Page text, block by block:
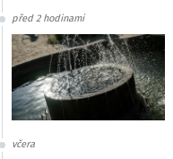
před 2 hodinami
včera